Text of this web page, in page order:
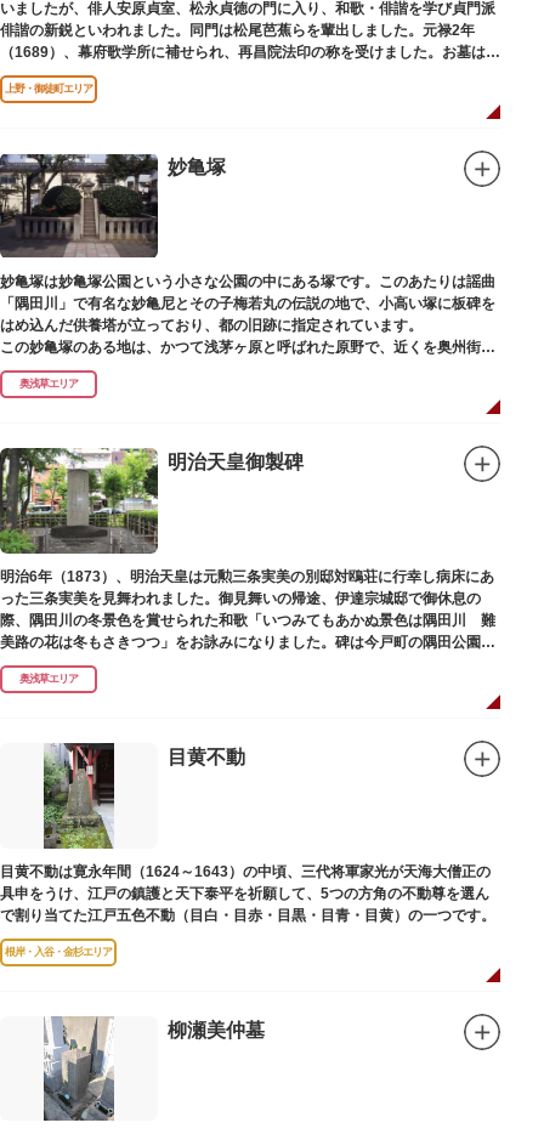
いましたが、俳人安原貞室、松永貞徳の門に入り、和歌・俳諧を学び貞門派
俳諧の新鋭といわれました。同門は松尾芭蕉らを輩出しました。元禄2年
（1689）、幕府歌学所に補せられ、再昌院法印の称を受けました。お墓は正
慶寺（しょうけいじ）にあります。
上野・御徒町エリア
妙亀塚
妙亀塚は妙亀塚公園という小さな公園の中にある塚です。このあたりは謡曲
「隅田川」で有名な妙亀尼とその子梅若丸の伝説の地で、小高い塚に板碑を
はめ込んだ供養塔が立っており、都の旧跡に指定されています。
この妙亀塚のある地は、かつて浅茅ヶ原と呼ばれた原野で、近くを奥州街道
が通じていました。妙亀塚は「梅若伝説」にちなんだ名称です。「梅若伝
説」とは平安時代、吉田少将惟房の子・梅若が、信夫藤太という人買いにさ
らわれ、都から奥州へつれて行かれる途中、重い病にかかりこの地に捨てら
田川岸で里人から梅若の死を知らされ、髪をおろして妙亀尼と称し庵を結ん
だ、という説話です。謡曲『隅田川』はこの伝説をもとにしています。
塚の上には板碑が祀られています。この板碑には「弘安十一年戊子五月二十
二日孝子敬白」と刻まれており、区内でも古いものです。しかし妙亀塚と板
碑との関係は、明らかではありません。
なお、隅田川の対岸、木母寺（墨田区堤通）境内には梅若にちなむ梅若塚
（都旧跡）があり、この妙亀塚と相対するものと考えられています。
奥浅草エリア
明治天皇御製碑
明治6年（1873）、明治天皇は元勲三条実美の別邸対鴎荘に行幸し病床にあ
った三条実美を見舞われました。御見舞いの帰途、伊達宗城邸で御休息の
際、隅田川の冬景色を賞せられた和歌「いつみてもあかぬ景色は隅田川 難
美路の花は冬もさきつつ」をお詠みになりました。碑は今戸町の隅田公園内
にあります。
奥浅草エリア
目黄不動
目黄不動は寛永年間（1624～1643）の中頃、三代将軍家光が天海大僧正の
具申をうけ、江戸の鎮護と天下泰平を祈願して、5つの方角の不動尊を選ん
で割り当てた江戸五色不動（目白・目赤・目黒・目青・目黄）の一つです。
根岸・入谷・金杉エリア
柳瀬美仲墓